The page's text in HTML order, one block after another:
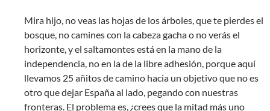
Mira hijo, no veas las hojas de los árboles, que te pierdes el
bosque, no camines con la cabeza gacha o no verás el
horizonte, y el saltamontes está en la mano de la
independencia, no en la de la libre adhesión, porque aquí
llevamos 25 añitos de camino hacia un objetivo que no es
otro que dejar España al lado, pegando con nuestras
fronteras. El problema es, ¿crees que la mitad más uno